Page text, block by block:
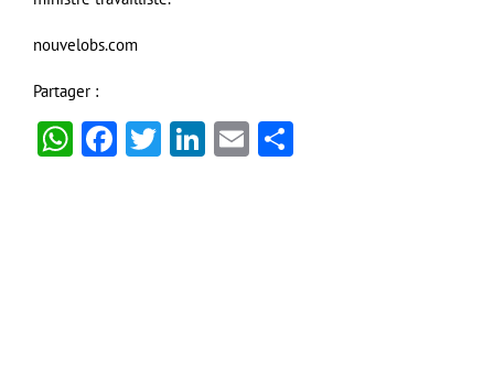
nouvelobs.com
Partager :
WhatsApp
Facebook
Twitter
LinkedIn
Email